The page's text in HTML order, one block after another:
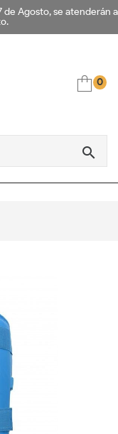
de Agosto, se atenderán a
search
0